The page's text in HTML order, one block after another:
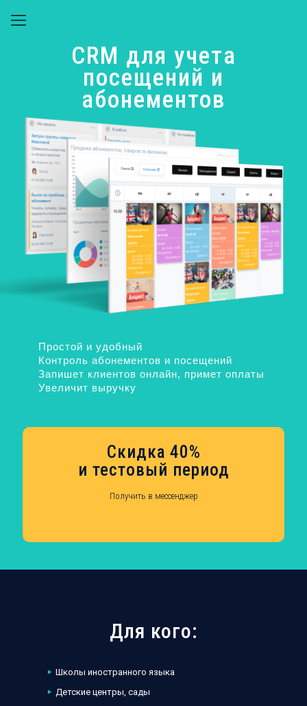
CRM для учета
посещений и
абонементов
Простой и удобный
Контроль абонементов и посещений
Запишет клиентов онлайн, примет оплаты
Увеличит выручку
Cкидка 40%
и тестовый период
Получить в мессенджер
Для кого:
Школы иностранного языка
Детские центры, сады